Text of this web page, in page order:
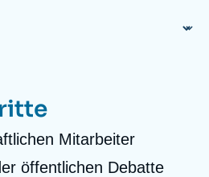
Mitarbeiter
öffentlichen Debatte